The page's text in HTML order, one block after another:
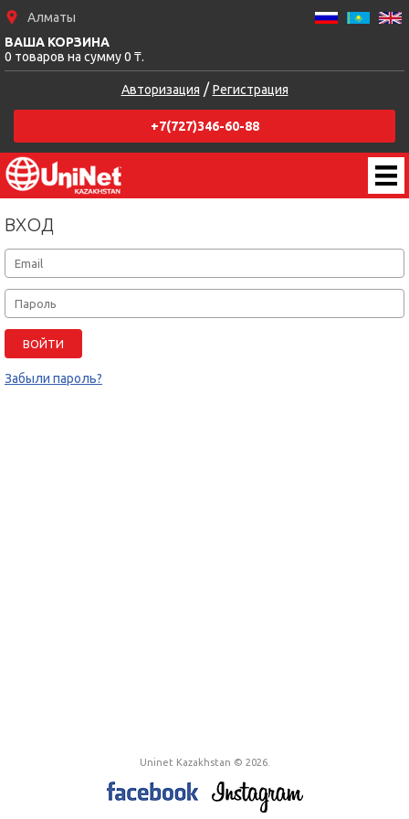
Алматы
+7(727)346-60-88
ВАША КОРЗИНА
0 товаров на сумму 0 ₸.
Авторизация /Регистрация
BХОД
Забыли пароль?
Uninet Kazakhstan © 2026.